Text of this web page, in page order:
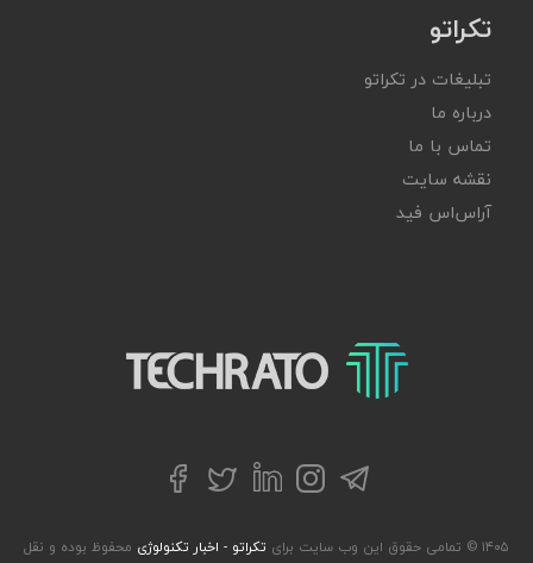
تکراتو
تبلیغات در تکراتو
درباره ما
تماس با ما
نقشه سایت
آر‌اس‌اس فید
تکراتو – زندگی با تکنولوژی
تلگراماینستاگرام
لینکداینتوییترفیسبوک
۱۴۰۵ © تمامی حقوق این وب سایت برای تکراتو - اخبار تکنولوژی محفوظ بوده و نقل